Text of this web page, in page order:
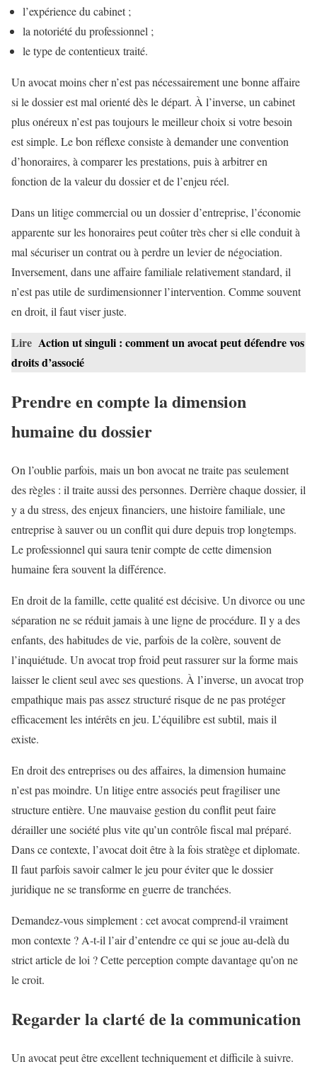
l’expérience du cabinet ;
la notoriété du professionnel ;
le type de contentieux traité.
Un avocat moins cher n’est pas nécessairement une bonne affaire
si le dossier est mal orienté dès le départ. À l’inverse, un cabinet
plus onéreux n’est pas toujours le meilleur choix si votre besoin
est simple. Le bon réflexe consiste à demander une convention
d’honoraires, à comparer les prestations, puis à arbitrer en
fonction de la valeur du dossier et de l’enjeu réel.
Dans un litige commercial ou un dossier d’entreprise, l’économie
apparente sur les honoraires peut coûter très cher si elle conduit à
mal sécuriser un contrat ou à perdre un levier de négociation.
Inversement, dans une affaire familiale relativement standard, il
n’est pas utile de surdimensionner l’intervention. Comme souvent
en droit, il faut viser juste.
Lire Action ut singuli : comment un avocat peut défendre vos
droits d’associé
Prendre en compte la dimension
humaine du dossier
On l’oublie parfois, mais un bon avocat ne traite pas seulement
des règles : il traite aussi des personnes. Derrière chaque dossier, il
y a du stress, des enjeux financiers, une histoire familiale, une
entreprise à sauver ou un conflit qui dure depuis trop longtemps.
Le professionnel qui saura tenir compte de cette dimension
humaine fera souvent la différence.
En droit de la famille, cette qualité est décisive. Un divorce ou une
séparation ne se réduit jamais à une ligne de procédure. Il y a des
enfants, des habitudes de vie, parfois de la colère, souvent de
l’inquiétude. Un avocat trop froid peut rassurer sur la forme mais
laisser le client seul avec ses questions. À l’inverse, un avocat trop
empathique mais pas assez structuré risque de ne pas protéger
efficacement les intérêts en jeu. L’équilibre est subtil, mais il
existe.
En droit des entreprises ou des affaires, la dimension humaine
n’est pas moindre. Un litige entre associés peut fragiliser une
structure entière. Une mauvaise gestion du conflit peut faire
dérailler une société plus vite qu’un contrôle fiscal mal préparé.
Dans ce contexte, l’avocat doit être à la fois stratège et diplomate.
Il faut parfois savoir calmer le jeu pour éviter que le dossier
juridique ne se transforme en guerre de tranchées.
Demandez-vous simplement : cet avocat comprend-il vraiment
mon contexte ? A-t-il l’air d’entendre ce qui se joue au-delà du
strict article de loi ? Cette perception compte davantage qu’on ne
le croit.
Regarder la clarté de la communication
Un avocat peut être excellent techniquement et difficile à suivre.